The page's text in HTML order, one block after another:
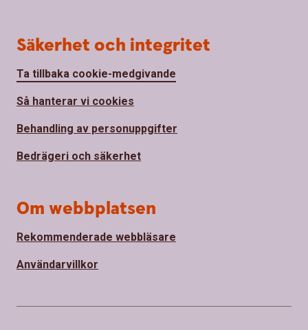
Säkerhet och integritet
Ta tillbaka cookie-medgivande
Så hanterar vi cookies
Behandling av personuppgifter
Bedrägeri och säkerhet
Om webbplatsen
Rekommenderade webbläsare
Användarvillkor